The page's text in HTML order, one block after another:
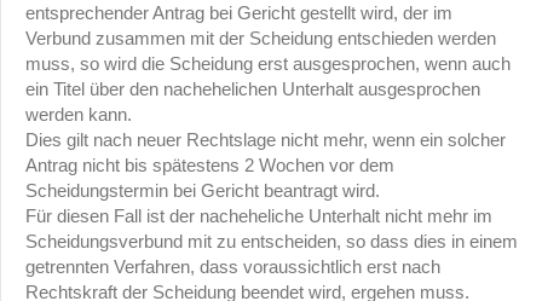
entsprechender Antrag bei Gericht gestellt wird, der im
Verbund zusammen mit der Scheidung entschieden werden
muss, so wird die Scheidung erst ausgesprochen, wenn auch
ein Titel über den nachehelichen Unterhalt ausgesprochen
werden kann.
Dies gilt nach neuer Rechtslage nicht mehr, wenn ein solcher
Antrag nicht bis spätestens 2 Wochen vor dem
Scheidungstermin bei Gericht beantragt wird.
Für diesen Fall ist der nacheheliche Unterhalt nicht mehr im
Scheidungsverbund mit zu entscheiden, so dass dies in einem
getrennten Verfahren, dass voraussichtlich erst nach
Rechtskraft der Scheidung beendet wird, ergehen muss.